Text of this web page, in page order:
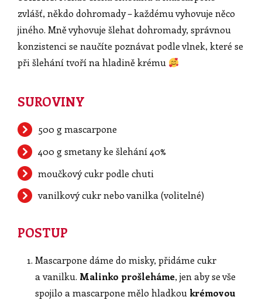
zvlášť, někdo dohromady – každému vyhovuje něco
jiného. Mně vyhovuje šlehat dohromady, správnou
konzistenci se naučíte poznávat podle vlnek, které se
při šlehání tvoří na hladině krému
SUROVINY
500 g mascarpone
400 g smetany ke šlehání 40%
moučkový cukr podle chuti
vanilkový cukr nebo vanilka (volitelné)
POSTUP
Mascarpone dáme do misky, přidáme cukr
a vanilku. Malinko prošleháme, jen aby se vše
spojilo a mascarpone mělo hladkou krémovou